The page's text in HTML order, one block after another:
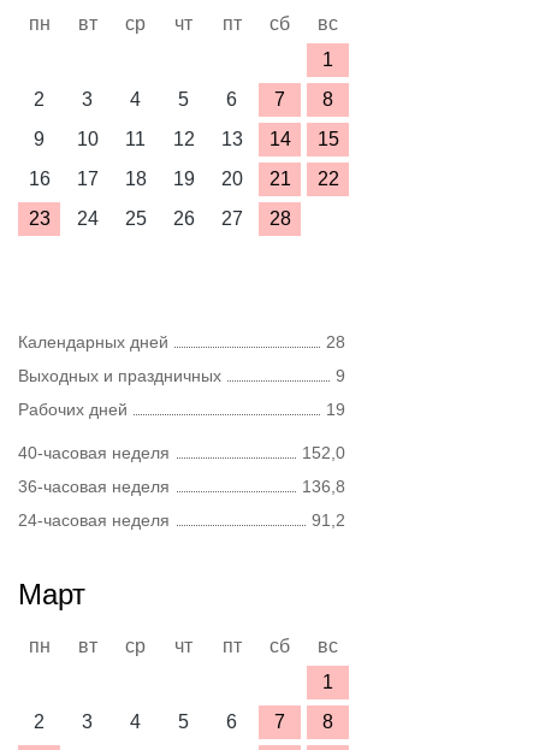
пн вт ср чт пт сб
вс
1
2
3 4 5 6 7
8
9
10 11 12 13 14
15
16
17 18 19 20 21
22
23
24 25 26 27 28
Календарных дней
28
Выходных и праздничных
9
Рабочих дней
19
40-часовая неделя
152,0
36-часовая неделя
136,8
24-часовая неделя
91,2
Март
пн вт ср чт пт сб
вс
1
2
3 4 5 6 7
8